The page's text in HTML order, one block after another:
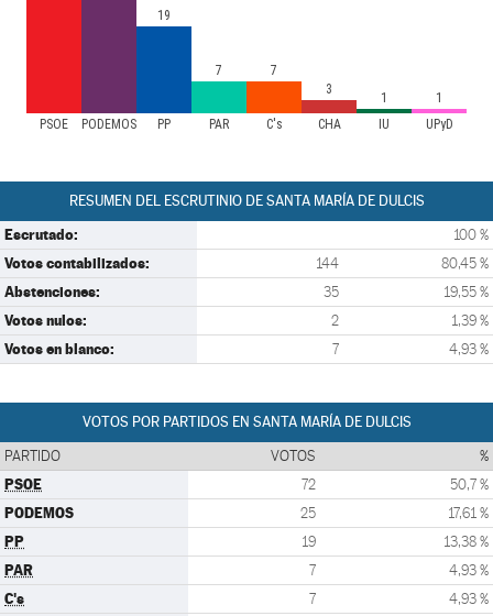
PSOE PODEMOS PP PAR C's CHA IU UPyD
19
7
7
3
1 1
RESUMEN DEL ESCRUTINIO DE SANTA MARÍA DE DULCIS
Escrutado: 100 %
Votos contabilizados: 144 80,45 %
Abstenciones: 35 19,55 %
Votos nulos: 2 1,39 %
Votos en blanco: 7 4,93 %
VOTOS POR PARTIDOS EN SANTA MARÍA DE DULCIS
PARTIDO VOTOS %
PSOE 72 50,7 %
PODEMOS 25 17,61 %
PP 19 13,38 %
PAR 7 4,93 %
C's 7 4,93 %